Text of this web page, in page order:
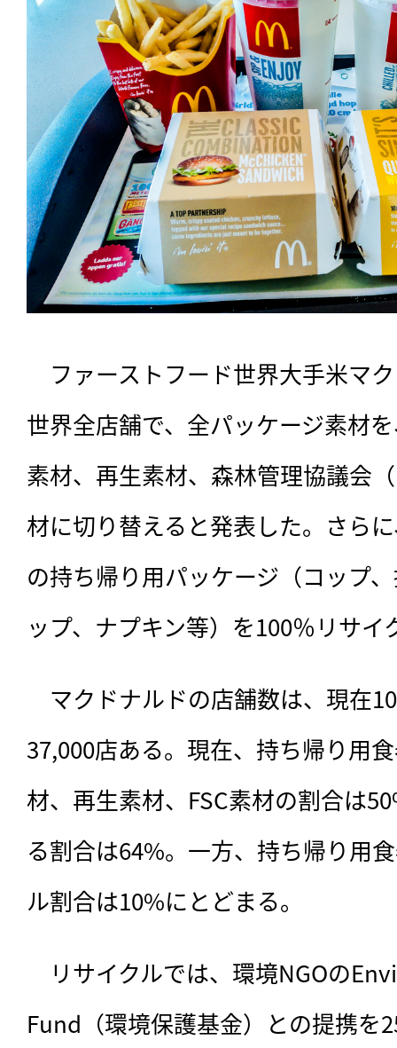
ファーストフード世界大手米マ
世界全店舗で、全パッケージ素材
素材、再生素材、森林管理協議会
材に切り替えると発表した。さら
の持ち帰り用パッケージ（コップ
ップ、ナプキン等）を100％リサイ
マクドナルドの店舗数は、現在
37,000店ある。現在、持ち帰り用
材、再生素材、FSC素材の割合は
る割合は64%。一方、持ち帰り用
ル割合は10%にとどまる。
リサイクルでは、環境NGOの
Fund（環境保護基金）との提携を